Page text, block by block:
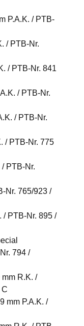
P.A.K. / PTB-
/ PTB-Nr.
/ PTB-Nr. 841
/ PTB-Nr.
/ PTB-Nr.
/ PTB-Nr. 775
PTB-Nr.
Nr. 765/923 /
/ PTB-Nr. 895 /
794 /
R.K. /
C
mm P.A.K. /